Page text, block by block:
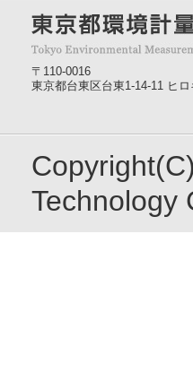
〒110-0016
東京都台東区台東1-14-11 ヒ
Technology